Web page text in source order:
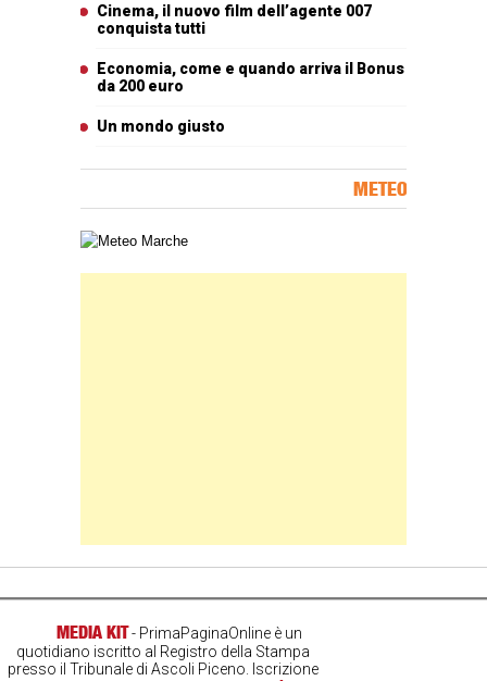
Cinema, il nuovo film dell’agente 007
conquista tutti
Economia, come e quando arriva il Bonus
da 200 euro
Un mondo giusto
METEO
Carta meteorologica delle Marche
MEDIA KIT- PrimaPaginaOnline è un
quotidiano iscritto al Registro della Stampa
presso il Tribunale di Ascoli Piceno. Iscrizione